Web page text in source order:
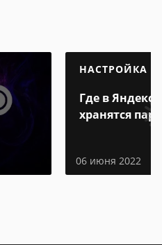
НАСТРОЙКА
Где в Яндекс
хранятся
06 июня 2022